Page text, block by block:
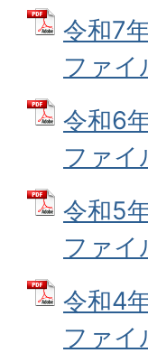
令和7
ファイ
令和6
ファイ
令和5
ファイ
令和4
ファイ